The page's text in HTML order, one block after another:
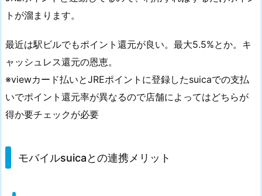
還
率
が
高
い
1.
R
トが溜まります。
最近は駅ビルでもポイント還元が良い。最大5.5%とか。キ
ャッシュレス還元の恩恵。
※viewカード払いとJREポイントに登録したsuicaでの支払
いでポイント還元率が異なるので店舗によってはどちらが
得か要チェックが必要
モバイルsuicaとの連携メリット